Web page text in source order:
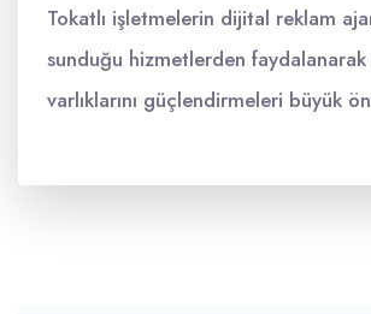
Tokatlı işletmelerin dijital reklam
sunduğu hizmetlerden
varlıklarını güçlendirmeleri büyük